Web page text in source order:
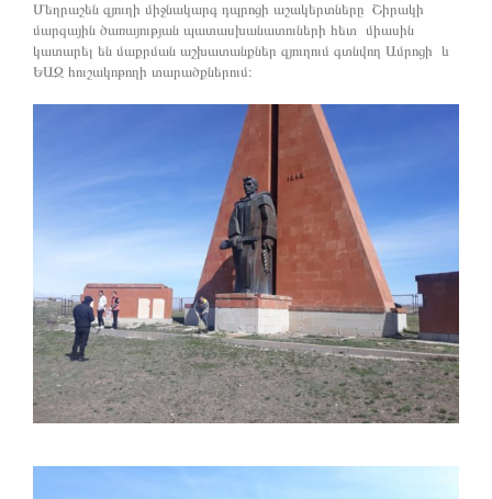
Մեղրաշեն գյուղի միջնակարգ դպրոցի աշակերտները Շիրակի
մարզային ծառայության պատասխանատուների հետ միասին
կատարել են մաքրման աշխատանքներ գյուղում գտնվող Ամրոցի և
ԵԱԶ հուշակոթողի տարածքներում։